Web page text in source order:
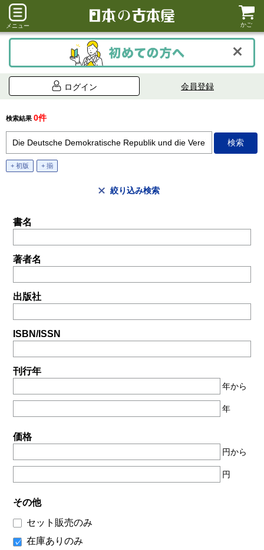
メニュー かご
ログイン 会員登録
検索結果 0件
+ 初版 + 揃
絞り込み検索
書名
著者名
出版社
ISBN/ISSN
刊行年
年から
年
価格
円から
円
その他
セット販売のみ
在庫ありのみ